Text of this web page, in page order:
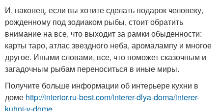
И, наконец, если вы хотите сделать подарок человеку,
рожденному под зодиаком рыбы, стоит обратить
внимание на все, что выходит за рамки обыденности:
карты таро, атлас звездного неба, аромалампу и многое
другое. Иными словами, все, что поможет сказочным и
загадочным рыбам переноситься в иные миры.
Получите больше информации об интерьере кухни в
доме http://interior.ru-best.com/interer-dlya-doma/interer-